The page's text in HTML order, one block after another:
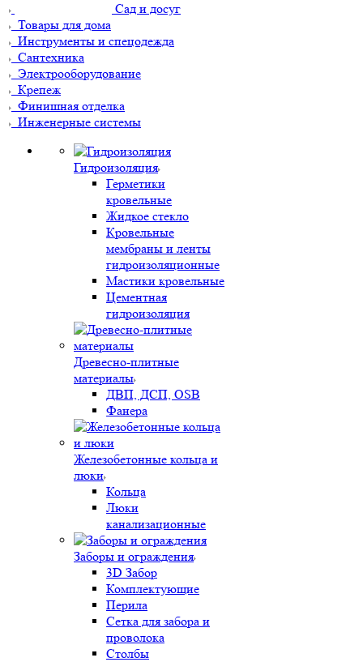
Сад и досуг
Товары для дома
Инструменты и спецодежда
Сантехника
Электрооборудование
Крепеж
Финишная отделка
Инженерные системы
Гидроизоляция
Герметики
кровельные
Жидкое стекло
Кровельные
мембраны и ленты
гидроизоляционные
Мастики кровельные
Цементная
гидроизоляция
Древесно-плитные
материалы
ДВП, ДСП, OSB
Фанера
Железобетонные кольца и
люки
Кольца
Люки
канализационные
Заборы и ограждения
3D Забор
Комплектующие
Перила
Сетка для забора и
проволока
Столбы